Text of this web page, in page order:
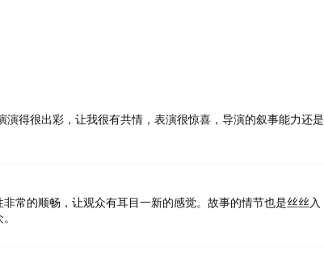
得很出彩，让我很有共情，表演很惊喜，导演的叙事能力还
常的顺畅，让观众有耳目一新的感觉。故事的情节也是丝丝入